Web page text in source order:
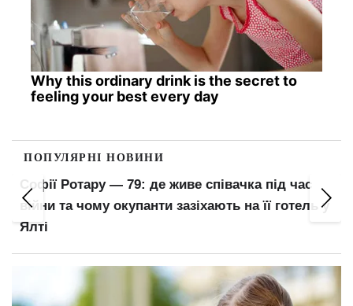
Why this ordinary drink is the secret to
feeling your best every day
ПОПУЛЯРНІ НОВИНИ
Поліція або ТЦК просять показати телефон: чи
мають право переглядати ваші переписки та
фото